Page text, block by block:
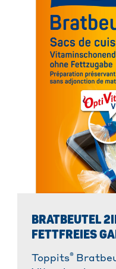
BRATBEUTEL
FETTFREIES
Toppits®